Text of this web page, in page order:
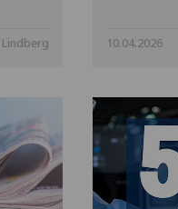
10.04.2026